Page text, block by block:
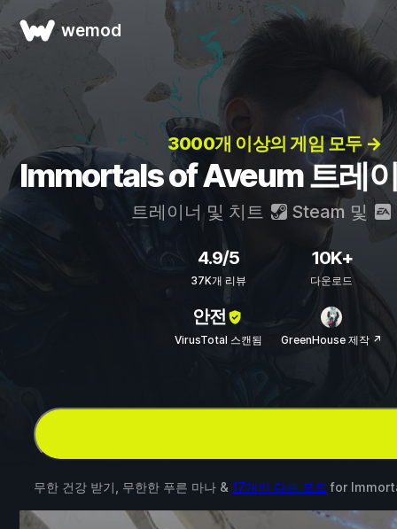
wemod
3000개 이상의 게임 모두 →
Immortals of Aveum 트레
트레이너 및 치트 Steam 및
4.9/5
37K개 리뷰
10K+
다운로드
안전
VirusTotal 스캔됨 GreenHouse 제작 ↗
무한 건강 받기, 무한한 푸른 마나 & 17개의 다른 모드 for